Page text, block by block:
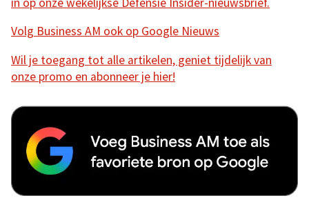
Volg Business AM ook op Google Nieuws
Wil je toegang tot alle artikelen, geniet tijdelijk van
onze promo en abonneer je hier!